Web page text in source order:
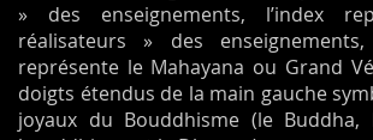
» des enseignements, l’index
réalisateurs » des
représente le Mahayana ou Grand
doigts étendus de la main gauche
joyaux du Bouddhisme (le Buddha,